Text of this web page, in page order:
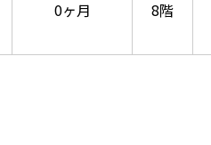
0ヶ月 8階